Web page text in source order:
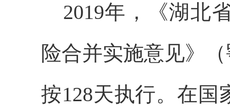
2019年，《湖北
险合并实施意见》
按128天执行。在国